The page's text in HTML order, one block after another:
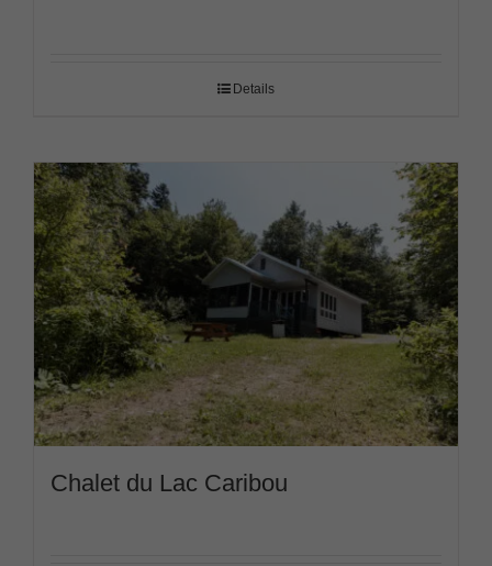
Details
Chalet du Lac Caribou